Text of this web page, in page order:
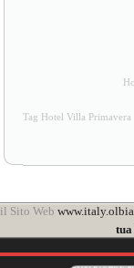
Tag Hotel Villa Primavera
il Sito Web